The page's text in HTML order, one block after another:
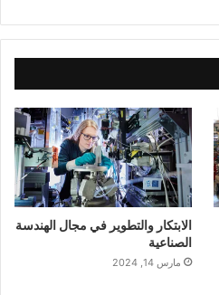
الابتكار والتطوير في مجال الهندسة
الصناعية
مارس 14, 2024